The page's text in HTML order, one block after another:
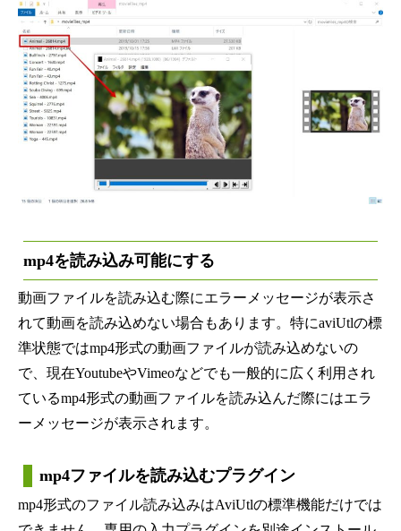
mp4を読み込み可能にする
動画ファイルを読み込む際にエラーメッセージが表示さ
れて動画を読み込めない場合もあります。特にaviUtlの標
準状態ではmp4形式の動画ファイルが読み込めないの
で、現在YoutubeやVimeoなどでも一般的に広く利用され
ているmp4形式の動画ファイルを読み込んだ際にはエラ
ーメッセージが表示されます。
mp4ファイルを読み込むプラグイン
mp4形式のファイル読み込みはAviUtlの標準機能だけでは